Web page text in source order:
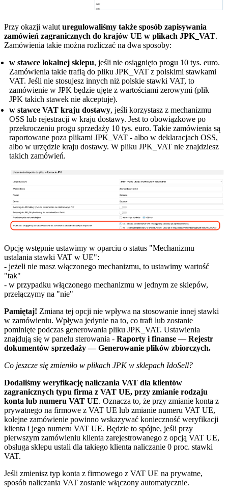
Przy okazji walut uregulowaliśmy także sposób zapisywania
zamówień zagranicznych do krajów UE w plikach JPK_VAT.
Zamówienia takie można rozliczać na dwa sposoby:
w stawce lokalnej sklepu, jeśli nie osiągnięto progu 10 tys. euro.
Zamówienia takie trafią do pliku JPK_VAT z polskimi stawkami
VAT. Jeśli nie stosujesz innych niż polskie stawki VAT, to
zamówienie w JPK będzie ujęte z wartościami zerowymi (plik
JPK takich stawek nie akceptuje).
w stawce VAT kraju dostawy, jeśli korzystasz z mechanizmu
OSS lub rejestracji w kraju dostawy. Jest to obowiązkowe po
przekroczeniu progu sprzedaży 10 tys. euro. Takie zamówienia są
raportowane poza plikami JPK_VAT - albo w deklaracjach OSS,
albo w urzędzie kraju dostawy. W pliku JPK_VAT nie znajdziesz
takich zamówień.
Opcję wstępnie ustawimy w oparciu o status "Mechanizmu
ustalania stawki VAT w UE":
- jeżeli nie masz włączonego mechanizmu, to ustawimy wartość
"tak"
- w przypadku włączonego mechanizmu w jednym ze sklepów,
przełączymy na "nie"
Pamiętaj! Zmiana tej opcji nie wpływa na stosowanie innej stawki
w zamówieniu. Wpływa jedynie na to, co trafi lub zostanie
pominięte podczas generowania pliku JPK_VAT. Ustawienia
znajdują się w panelu sterowania - Raporty i finanse — Rejestr
dokumentów sprzedaży — Generowanie plików zbiorczych.
Co jeszcze się zmieniło w plikach JPK w sklepach IdoSell?
Dodaliśmy weryfikację naliczania VAT dla klientów
zagranicznych typu firma z VAT UE, przy zmianie rodzaju
konta lub numeru VAT UE. Oznacza to, że przy zmianie konta z
prywatnego na firmowe z VAT UE lub zmianie numeru VAT UE,
kolejne zamówienie powinno wskazywać konieczność weryfikacji
klienta i jego numeru VAT UE. Będzie to spójne, jeśli przy
pierwszym zamówieniu klienta zarejestrowanego z opcją VAT UE,
obsługa sklepu ustali dla takiego klienta naliczanie 0 proc. stawki
VAT.
Jeśli zmienisz typ konta z firmowego z VAT UE na prywatne,
sposób naliczania VAT zostanie włączony automatycznie.